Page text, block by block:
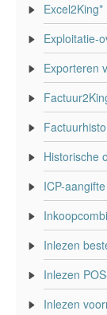
Excel2King*
Exploitatie-
Exporteren
Historische
ICP-
Inlezen
Inlezen
Inlezen